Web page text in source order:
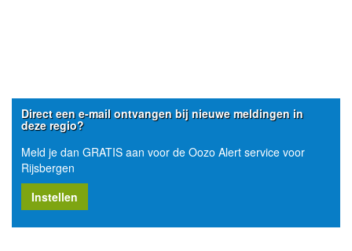
Direct een e-mail ontvangen bij nieuwe meldingen in
deze regio?
Meld je dan GRATIS aan voor de Oozo Alert service voor
Rijsbergen
Instellen